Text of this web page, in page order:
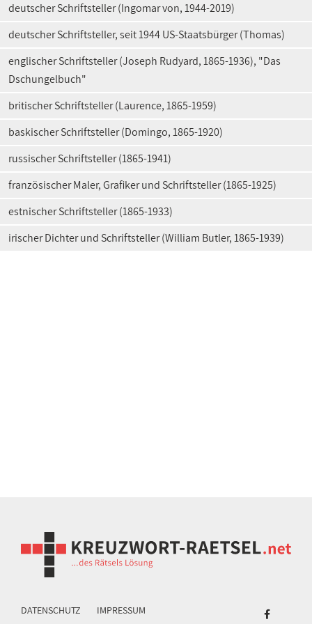
deutscher Schriftsteller (Ingomar von, 1944-2019)
deutscher Schriftsteller, seit 1944 US-Staatsbürger (Thomas)
englischer Schriftsteller (Joseph Rudyard, 1865-1936), "Das
Dschungelbuch"
britischer Schriftsteller (Laurence, 1865-1959)
baskischer Schriftsteller (Domingo, 1865-1920)
russischer Schriftsteller (1865-1941)
französischer Maler, Grafiker und Schriftsteller (1865-1925)
estnischer Schriftsteller (1865-1933)
irischer Dichter und Schriftsteller (William Butler, 1865-1939)
DATENSCHUTZ IMPRESSUM